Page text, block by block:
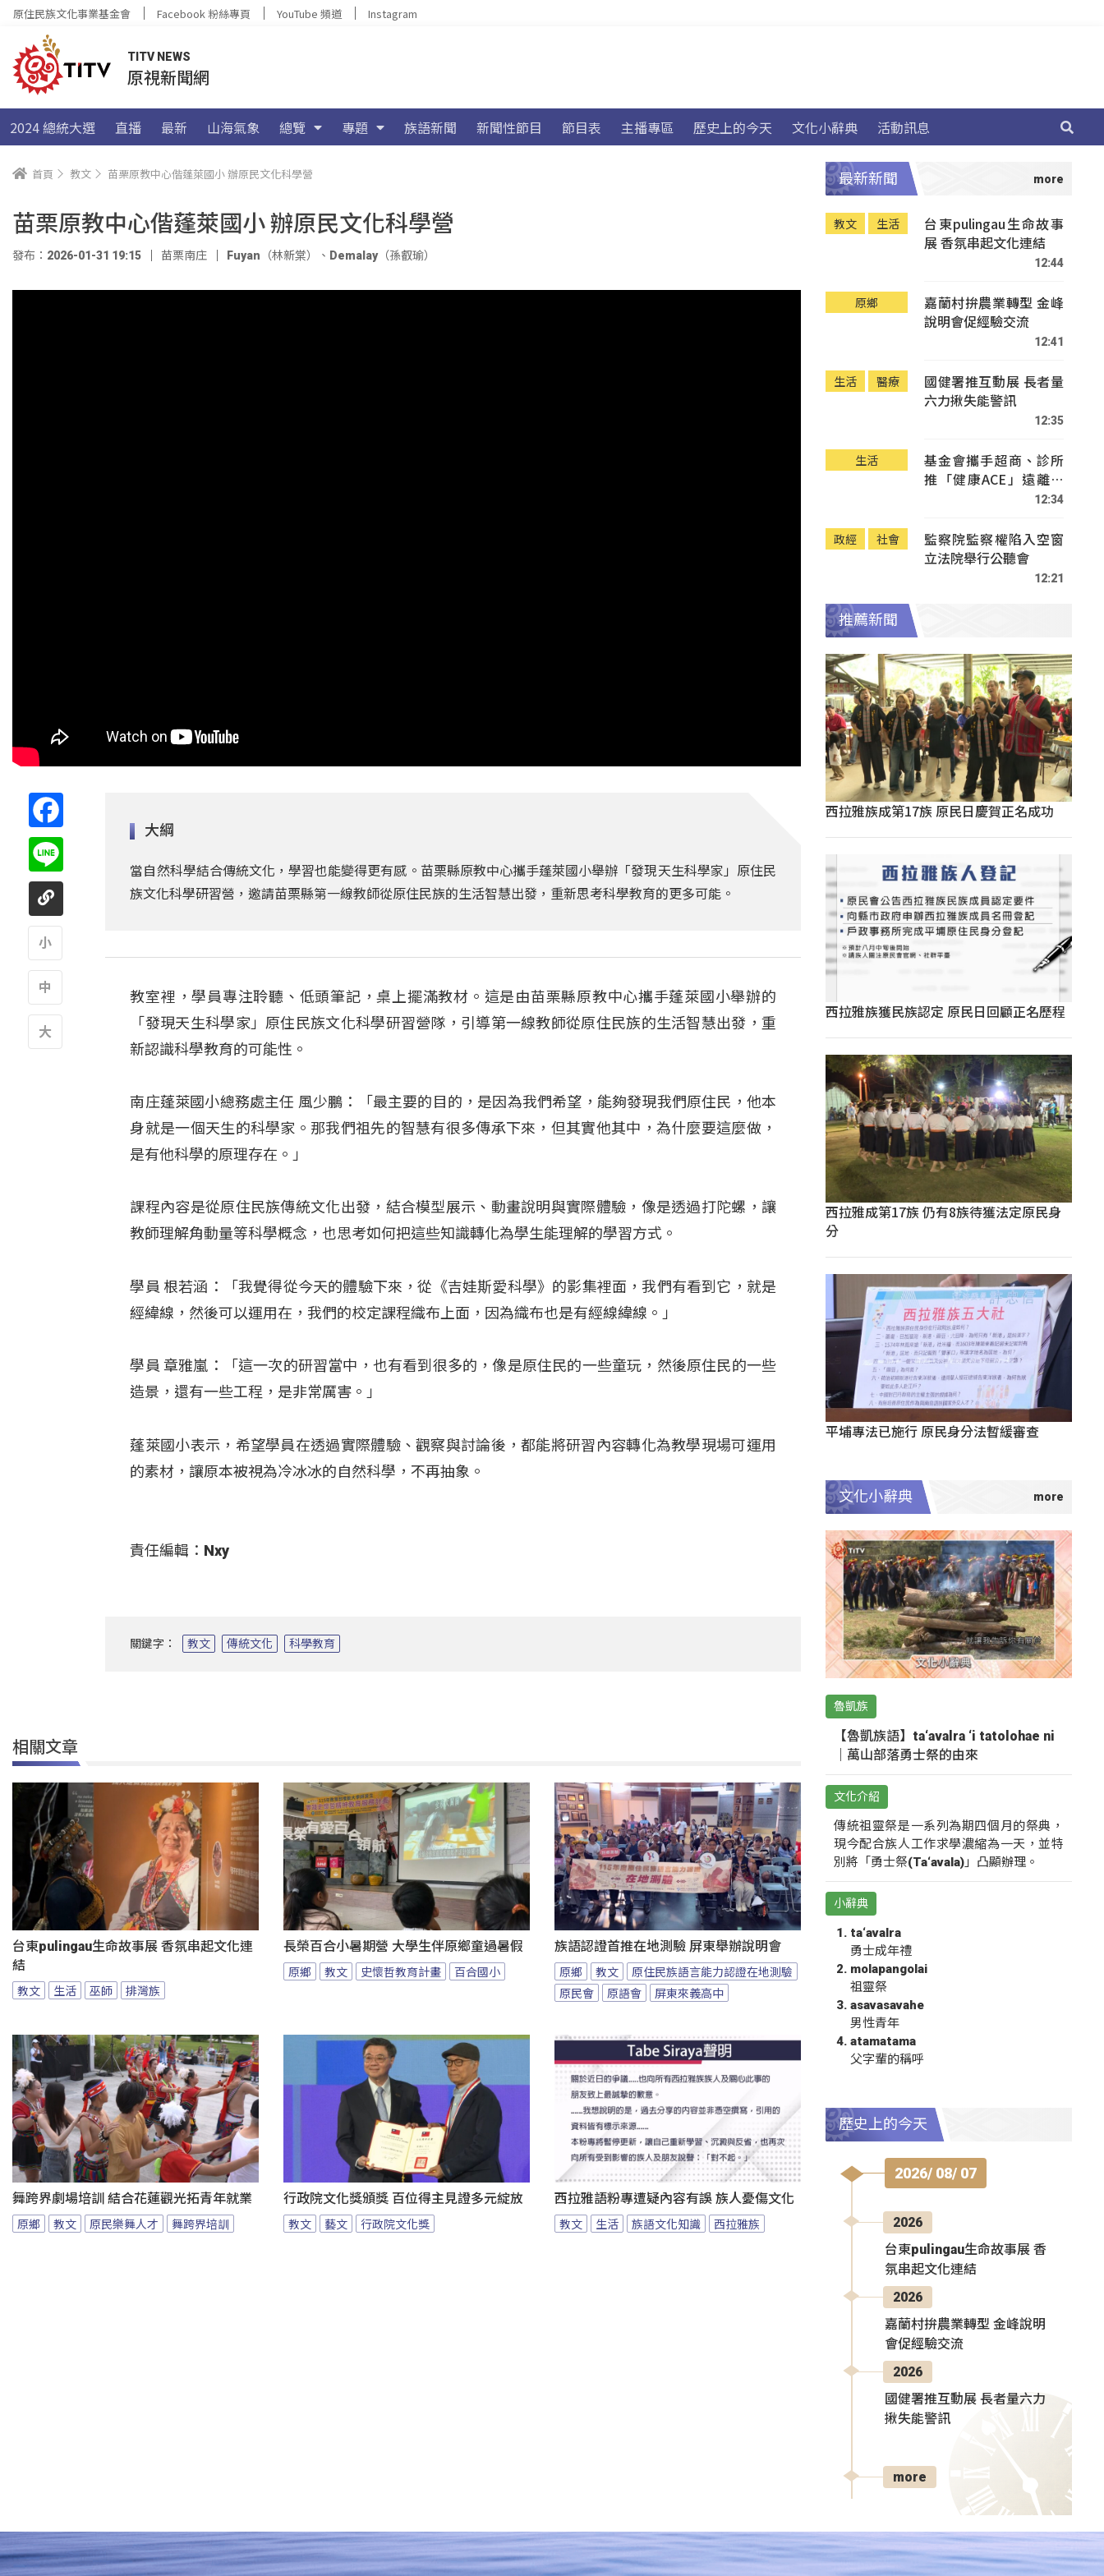
原住民族文化事業基金會 Facebook 粉絲專頁 YouTube 頻道 Instagram
TITV NEWS
原視新聞網
2024 總統大選 直播 最新 山海氣象 總覽 專題 族語新聞 新聞性節目 節目表 主播專區 歷史上的今天 文化小辭典 活動訊息
首頁 教文 苗栗原教中心偕蓬萊國小 辦原民文化科學營
苗栗原教中心偕蓬萊國小 辦原民文化科學營
發布：2026-01-31 19:15 苗栗南庄 Fuyan（林新棠） 、 Demalay（孫叡瑜）
大綱
當自然科學結合傳統文化，學習也能變得更有感。苗栗縣原教中心攜手蓬萊國小舉辦「發現天生科學家」原住民
族文化科學研習營，邀請苗栗縣第一線教師從原住民族的生活智慧出發，重新思考科學教育的更多可能。
教室裡，學員專注聆聽、低頭筆記，桌上擺滿教材。這是由苗栗縣原教中心攜手蓬萊國小舉辦的
「發現天生科學家」原住民族文化科學研習營隊，引導第一線教師從原住民族的生活智慧出發，重
新認識科學教育的可能性。
南庄蓬萊國小總務處主任 風少鵬：「最主要的目的，是因為我們希望，能夠發現我們原住民，他本
身就是一個天生的科學家。那我們祖先的智慧有很多傳承下來，但其實他其中，為什麼要這麼做，
是有他科學的原理存在。」
課程內容是從原住民族傳統文化出發，結合模型展示、動畫說明與實際體驗，像是透過打陀螺，讓
教師理解角動量等科學概念，也思考如何把這些知識轉化為學生能理解的學習方式。
學員 根若涵：「我覺得從今天的體驗下來，從《吉娃斯愛科學》的影集裡面，我們有看到它，就是
經緯線，然後可以運用在，我們的校定課程織布上面，因為織布也是有經線緯線。」
學員 章雅嵐：「這一次的研習當中，也有看到很多的，像是原住民的一些童玩，然後原住民的一些
造景，還有一些工程，是非常厲害。」
蓬萊國小表示，希望學員在透過實際體驗、觀察與討論後，都能將研習內容轉化為教學現場可運用
的素材，讓原本被視為冷冰冰的自然科學，不再抽象。
責任編輯：Nxy
關鍵字： 教文 傳統文化 科學教育
相關文章
台東pulingau生命故事展 香氛串起文化連
結
教文 生活 巫師 排灣族
長榮百合小暑期營 大學生伴原鄉童過暑假
原鄉 教文 史懷哲教育計畫 百合國小
族語認證首推在地測驗 屏東舉辦說明會
原鄉 教文
原住民族語言能力認證在地測驗
原民會
原語會 屏東來義高中
舞跨界劇場培訓 結合花蓮觀光拓青年就業
原鄉 教文 原民樂舞人才 舞跨界培訓
行政院文化獎頒獎 百位得主見證多元綻放
教文 藝文 行政院文化獎
西拉雅語粉專遭疑內容有誤 族人憂傷文化
教文 生活 族語文化知識 西拉雅族
最新新聞
教文 生活
台東pulingau生命故事
展 香氛串起文化連結
12:44
原鄉
嘉蘭村拚農業轉型 金峰
說明會促經驗交流
12:41
生活 醫療
國健署推互動展 長者量
六力揪失能警訊
12:35
生活
基金會攜手超商、診所
推「健康ACE」遠離疾
12:34
政經 社會
監察院監察權陷入空窗
立法院舉行公聽會
12:21
推薦新聞
西拉雅族成第17族 原民日慶賀正名成功
西拉雅族獲民族認定 原民日回顧正名歷程
西拉雅成第17族 仍有8族待獲法定原民身
分
平埔專法已施行 原民身分法暫緩審查
文化小辭典
魯凱族
【魯凱族語】ta‘avalra ‘i tatolohae ni
｜萬山部落勇士祭的由來
文化介紹
傳統祖靈祭是一系列為期四個月的祭典，
現今配合族人工作求學濃縮為一天，並特
別將「勇士祭(Ta‘avala)」凸顯辦理。
小辭典
ta‘avalra
勇士成年禮
molapangolai
祖靈祭
asavasavahe
男性青年
atamatama
父字輩的稱呼
歷史上的今天
2026/ 08/ 07
2026
台東pulingau生命故事展 香
氛串起文化連結
2026
嘉蘭村拚農業轉型 金峰說明
會促經驗交流
2026
國健署推互動展 長者量六力
揪失能警訊
more